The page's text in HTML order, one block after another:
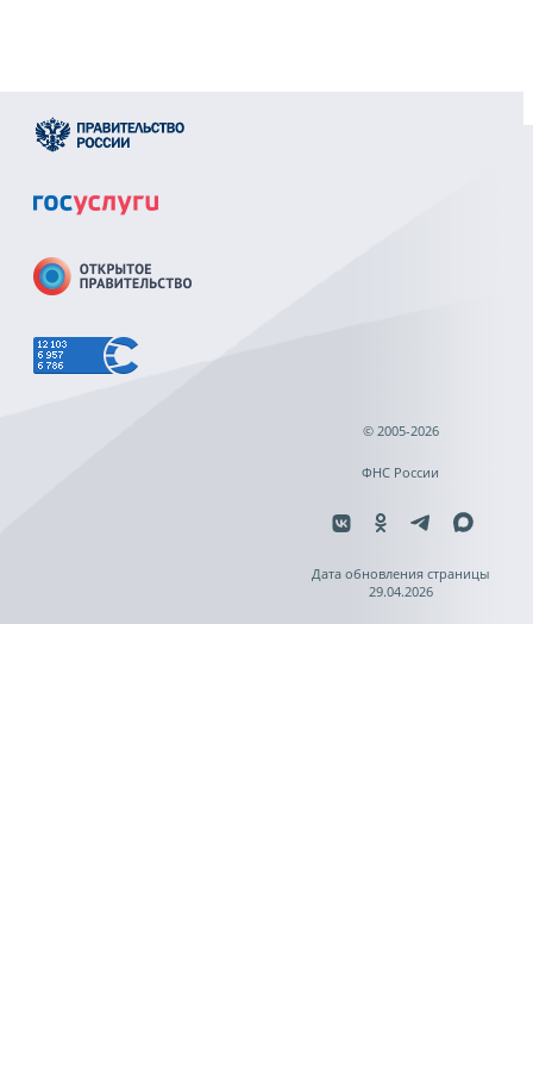
© 2005-2026
ФНС России
Дата обновления страницы
29.04.2026